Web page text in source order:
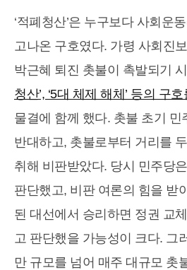
‘적폐청산’은 누구보다 사회운
고나온 구호였다. 가령 사회진
박근혜 퇴진 촛불이 촉발되기
청산’, ‘5대 체제 해체’ 등의 구
물결에 함께 했다. 촛불 초기 민
반대하고, 촛불로부터 거리를
취해 비판받았다. 당시 민주당은
판단했고, 비판 여론의 힘을 받
된 대선에서 승리하면 정권 교
고 판단했을 가능성이 크다. 그
만 규모를 넘어 매주 대규모 촛